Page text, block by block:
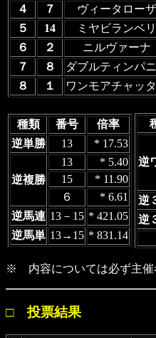
４
７ ヴィータローザ
５
14 ミヤビランベリ
６
２ ニルヴァーナ
７
８ ダブルティンパ
８
１ ワンモアチャッ
種類 番号
倍率
逆単勝
13 * 17.53
逆複勝
13
* 5.40
15
* 11.90
６
* 6.61
逆馬連 13－15 * 421.05
逆馬単 13→15 * 831.14
逆
逆
逆
※ 内容については必ず主催
□ 投票結果